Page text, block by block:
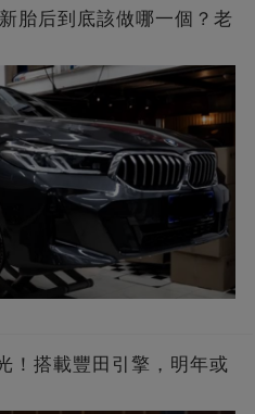
胎后到底該做哪一個？老
！搭載豐田引擎，明年或